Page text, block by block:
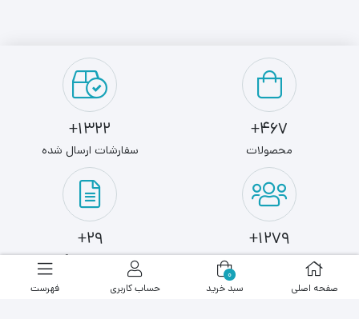
467+
محصولات
1322+
سفارشات ارسال شده
1279+
کاربران
29+
مطالب وبلاگ
صفحه اصلی
0
سبد خرید حساب کاربری فهرست